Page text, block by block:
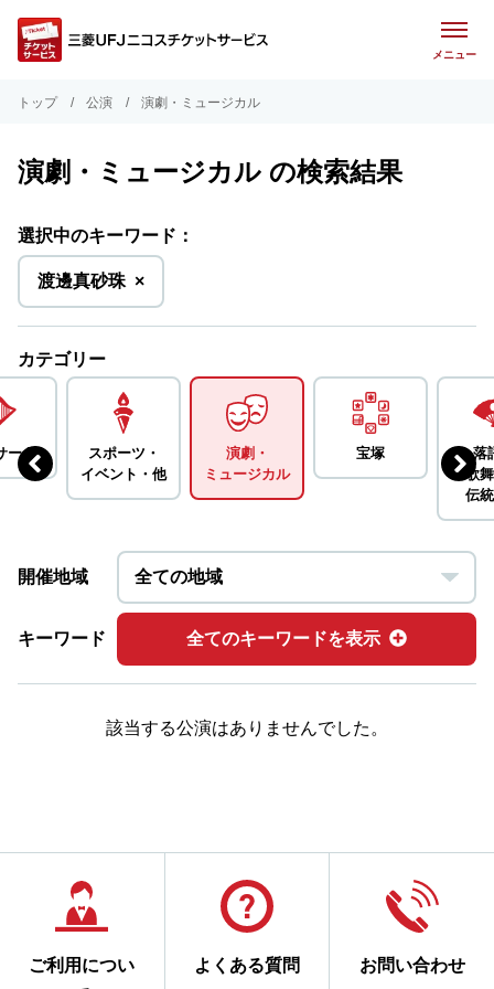
メニュー
トップ 公演 演劇・ミュージカル
演劇・ミュージカル の検索結果
選択中のキーワード：
渡邊真砂珠を
削
除
×
カテゴリー
ート
スポーツ・
イベント・ 他
演劇・
ミュージカル
宝塚
落
歌
伝
開催地域
キーワード 全てのキーワードを表示
該当する公演はありませんでした。
ご利用につい
よくある質問 お問い合わせ